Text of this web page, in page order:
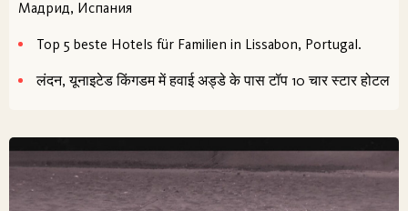
Мадрид, Испания
Top 5 beste Hotels für Familien in Lissabon, Portugal.
लंदन, यूनाइटेड किंगडम में हवाई अड्डे के पास टॉप 10 चार स्टार होटल